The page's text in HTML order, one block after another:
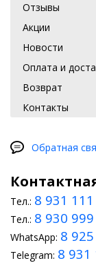
Отзывы
Акции
Новости
Оплата и
Возврат
Контакты
Обратная
Тел.: 8 931
Тел.: 8 930
WhatsApp: 8
Telegram: 8 931